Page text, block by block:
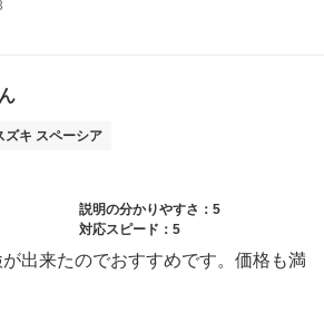
ズキ スペーシア
説明の分かりやすさ：5
対応スピード：5
出来たのでおすすめです。価格も満